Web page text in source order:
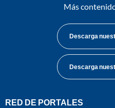
Más
Descarga
Descarga
RED DE PORTALES